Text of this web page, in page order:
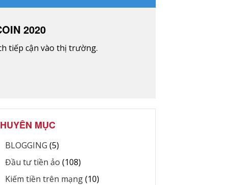
2020
tiếp cận vào thị trường.
MỤC
BLOGGING (5)
Đầu tư tiền ảo (108)
Kiếm tiền trên mạng(10)